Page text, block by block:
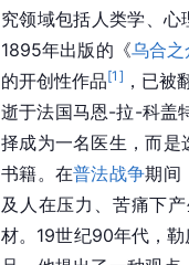
究领域包括人类学、心
1895年出版的《乌合
的开创性作品[1 ] ，已被
逝于法国马恩-拉-科盖
择成为一名医生，而是
书籍。在普法战争期间
及人在压力、苦痛下
材。19世纪90年代，